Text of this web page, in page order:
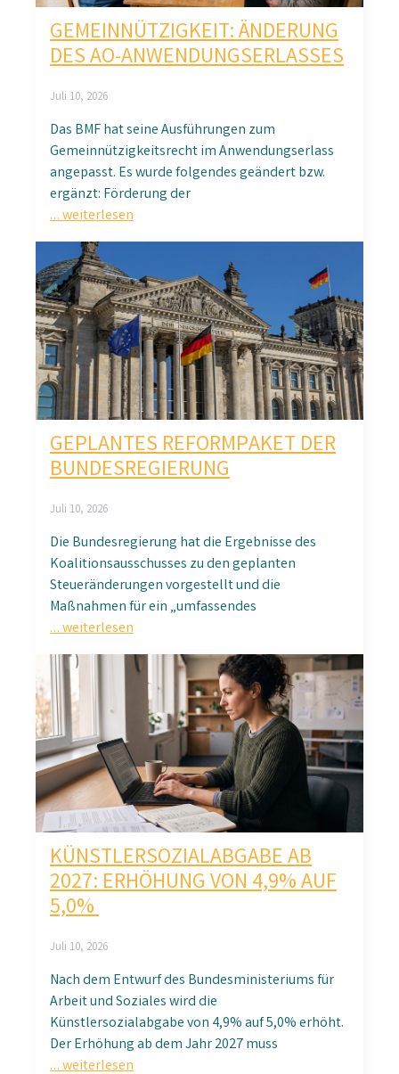
GEMEINNÜTZIGKEIT: ÄNDERUNG
DES AO-ANWENDUNGSERLASSES
Juli 10, 2026
Das BMF hat seine Ausführungen zum
Gemeinnützigkeitsrecht im Anwendungserlass
angepasst. Es wurde folgendes geändert bzw.
ergänzt: Förderung der
… weiterlesen
GEPLANTES REFORMPAKET DER
BUNDESREGIERUNG
Juli 10, 2026
Die Bundesregierung hat die Ergebnisse des
Koalitionsausschusses zu den geplanten
Steueränderungen vorgestellt und die
Maßnahmen für ein „umfassendes
… weiterlesen
KÜNSTLERSOZIALABGABE AB
2027: ERHÖHUNG VON 4,9% AUF
5,0%
Juli 10, 2026
Nach dem Entwurf des Bundesministeriums für
Arbeit und Soziales wird die
Künstlersozialabgabe von 4,9% auf 5,0% erhöht.
Der Erhöhung ab dem Jahr 2027 muss
… weiterlesen